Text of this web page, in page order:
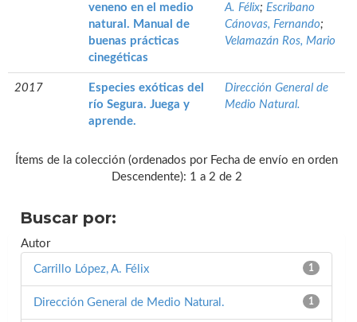
veneno en el medio
natural. Manual de
buenas prácticas
cinegéticas
A. Félix; Escribano
Cánovas, Fernando;
Velamazán Ros, Mario
2017
Especies exóticas del
río Segura. Juega y
aprende.
Dirección General de
Medio Natural.
Ítems de la colección (ordenados por Fecha de envío en orden
Descendente): 1 a 2 de 2
Buscar por:
Autor
1
Carrillo López, A. Félix
1
Dirección General de Medio Natural.